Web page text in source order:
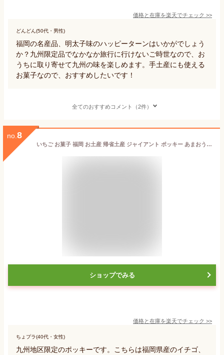
価格と在庫を楽天でチェック >>
どんどん(50代・男性)
福岡の名産品、明太子味のハッピーターンはいかがでしょう
か？九州限定品でなかなか旅行に行けないご時世なので、お
うちに取り寄せて九州の味を楽しめます。手土産にも使える
お菓子なので、おすすめしたいです！
全てのおすすめコメント（2件）
no. 8
いちご お菓子 福岡 お土産 帰省土産 ジャイアント ポッキー あまおう苺 (13袋入り)11月〜5月 発送可能【九州限定】 お取り寄せ 贈り物 博多土産 帰省 お菓子 チョコスイーツ ポッキー 手土産 お返し glico グリコ お土産 博多 名物 帰省土産 お盆 敬老の日
ショップでみる
価格と在庫を楽天でチェック >>
ちょプラ(40代・女性)
九州地区限定のポッキーです。こちらは福岡県産のイチゴ、